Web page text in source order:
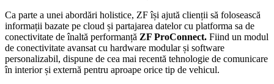
Ca parte a unei abordări holistice, ZF își ajută clienții să folosească
informații bazate pe cloud și partajarea datelor cu platforma sa de
conectivitate de înaltă performanță ZF ProConnect. Fiind un modul
de conectivitate avansat cu hardware modular și software
personalizabil, dispune de cea mai recentă tehnologie de comunicare
în interior și externă pentru aproape orice tip de vehicul.